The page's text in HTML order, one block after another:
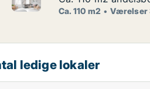
til salg på 1900
Ca. 110 m2 Værelser
ledige lokaler